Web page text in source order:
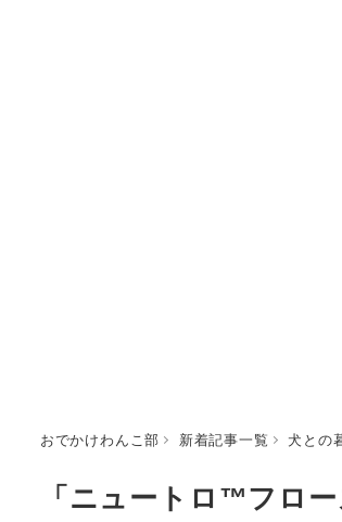
おでかけわんこ部 新着記事一覧 犬との
「ニュートロ™フロ